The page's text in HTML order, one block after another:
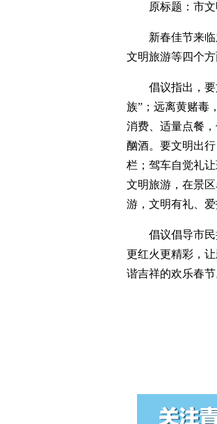
原标题：市
新春佳节来
文明旅游等四个
倡议指出，
族”；远离黄赌毒
消费、适量点餐
酗酒。要文明出
栏；驾车自觉礼
文明旅游，在景
游，文明有礼、
倡议倡导市
更红火更精彩，
谐吉祥的欢乐春节